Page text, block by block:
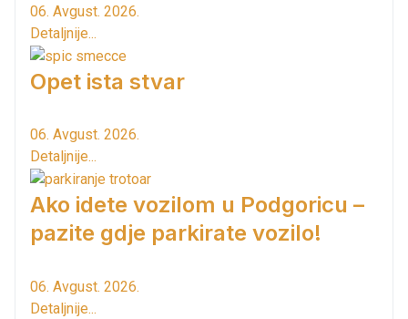
06. Avgust. 2026.
Detaljnije...
Opet ista stvar
06. Avgust. 2026.
Detaljnije...
Ako idete vozilom u Podgoricu –
pazite gdje parkirate vozilo!
06. Avgust. 2026.
Detaljnije...